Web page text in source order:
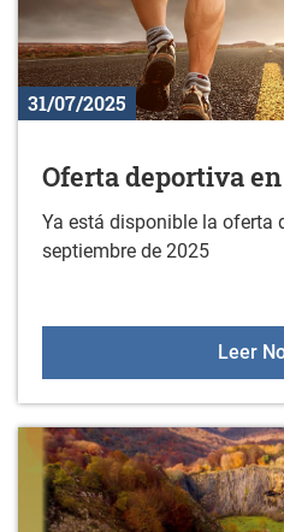
31/07/2025
Oferta deportiva
Ya está disponible la oferta
septiembre de 2025
Leer